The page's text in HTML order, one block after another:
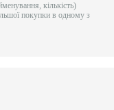
кількість)
покупки в одному з